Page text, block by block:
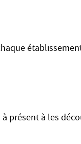
présent à les